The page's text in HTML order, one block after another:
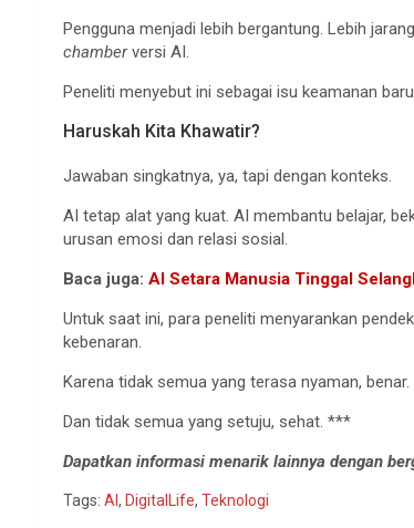
Pengguna menjadi lebih bergantung. Lebih
chamberversi AI.
Peneliti menyebut ini sebagai isu keamanan
Haruskah Kita Khawatir?
Jawaban singkatnya, ya, tapi dengan konteks.
AI tetap alat yang kuat. AI membantu belajar,
urusan emosi dan relasi sosial.
Baca juga: AI Setara Manusia Tinggal
Untuk saat ini, para peneliti menyarankan
kebenaran.
Karena tidak semua yang terasa nyaman, benar.
Dan tidak semua yang setuju, sehat. ***
Dapatkan informasi menarik lainnya dengan
Tags: AI, DigitalLife, Teknologi